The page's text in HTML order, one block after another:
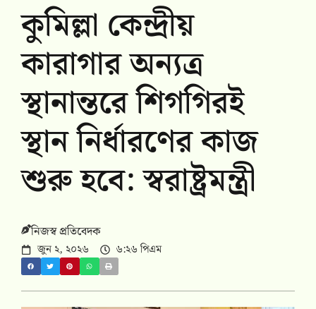
কুমিল্লা কেন্দ্রীয়
কারাগার অন্যত্র
স্থানান্তরে শিগগিরই
স্থান নির্ধারণের কাজ
শুরু হবে: স্বরাষ্ট্রমন্ত্রী
নিজস্ব প্রতিবেদক
জুন ২, ২০২৬ ৬:২৬ পিএম